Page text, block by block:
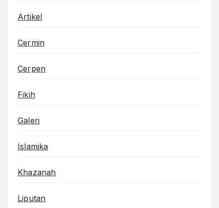
Artikel
Cermin
Cerpen
Fikih
Galeri
Islamika
Khazanah
Liputan